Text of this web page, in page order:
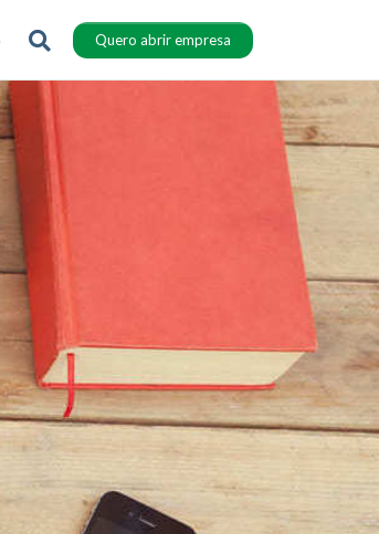
Quero abrir empresa